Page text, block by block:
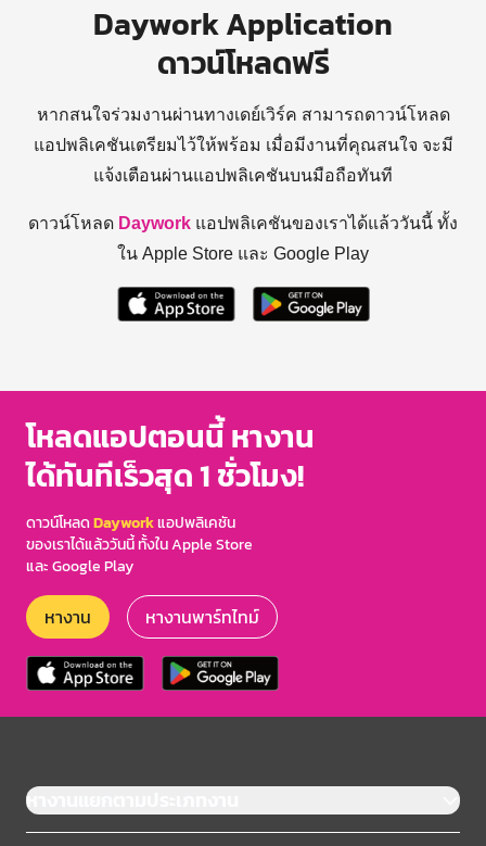
Daywork Application
ดาวน์โหลดฟรี
หากสนใจร่วมงานผ่านทางเดย์เวิร์ค สามารถดาวน์โหลด
แอปพลิเคชันเตรียมไว้ให้พร้อม เมื่อมีงานที่คุณสนใจ จะมี
แจ้งเตือนผ่านแอปพลิเคชันบนมือถือทันที
ดาวน์โหลด Daywork แอปพลิเคชันของเราได้แล้ววันนี้ ทั้ง
ใน Apple Store และ Google Play
โหลดแอปตอนนี้ หางาน
ได้ทันทีเร็วสุด 1 ชั่วโมง!
ดาวน์โหลดDayworkแอปพลิเคชัน
ของเราได้แล้ววันนี้ ทั้งใน Apple Store
และ Google Play
หางาน หางานพาร์ทไทม์
หางานแยกตามประเภทงาน